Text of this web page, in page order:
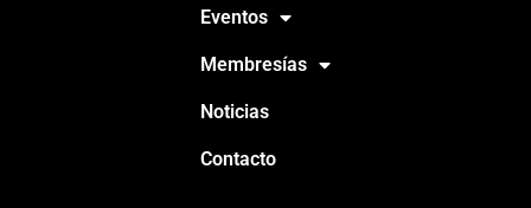
Eventos
Membresías
Noticias
Contacto